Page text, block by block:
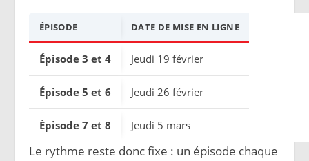
ÉPISODE DATE DE MISE EN LIGNE
Épisode 3 et 4 Jeudi 19 février
Épisode 5 et 6 Jeudi 26 février
Épisode 7 et 8 Jeudi 5 mars
Le rythme reste donc fixe : un épisode chaque